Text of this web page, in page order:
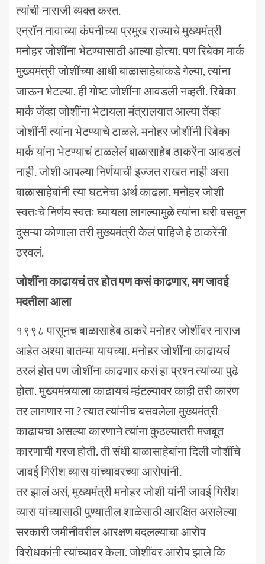
त्यांची नाराजी व्यक्त करत.
एन्रॉन नावाच्या कंपनीच्या प्रमुख राज्याचे मुख्यमंत्री
मनोहर जोशींना भेटण्यासाठी आल्या होत्या. पण रिबेका मार्क
मुख्यमंत्री जोशींच्या आधी बाळासाहेबांकडे गेल्या, त्यांना
जाऊन भेटल्या. ही गोष्ट जोशींना आवडली नव्हती. रिबेका
मार्क जेंव्हा जोशींना भेटायला मंत्रालयात आल्या तेंव्हा
जोशींनी त्यांना भेटण्याचे टाळले. मनोहर जोशींनी रिबेका
मार्क यांना भेटण्याचं टाळलेलं बाळासाहेब ठाकरेंना आवडलं
नाही. जोशी आपल्या निर्णयाची इज्जत राखत नाही असा
बाळासाहेबांनी त्या घटनेचा अर्थ काढला. मनोहर जोशी
स्वतःचे निर्णय स्वतः घ्यायला लागल्यामुळे त्यांना घरी बसवून
दुसऱ्या कोणाला तरी मुख्यमंत्री केलं पाहिजे हे ठाकरेंनी
ठरवलं.
जोशींना काढायचं तर होत पण कसं काढणार, मग जावई
मदतीला आला
१९९८ पासूनच बाळासाहेब ठाकरे मनोहर जोशींवर नाराज
आहेत अश्या बातम्या यायच्या. मनोहर जोशींना काढायचं
ठरलं होत पण जोशींना काढणार कसं हा प्रश्न त्यांच्या पुढे
होता. मुख्यमंत्र्याला काढायचं म्हंटल्यावर काही तरी कारण
तर लागणार ना ? त्यात त्यांनीच बसवलेला मुख्यमंत्री
काढायचा असल्या कारणाने त्यांना कुठल्यातरी मजबूत
कारणाची गरज होती. ती संधी बाळासाहेबांना दिली जोशींचे
जावई गिरीश व्यास यांच्यावरच्या आरोपांनी.
तर झालं असं, मुख्यमंत्री मनोहर जोशी यांनी जावई गिरीश
व्यास यांच्यासाठी पुण्यातील शाळेसाठी आरक्षित असलेल्या
सरकारी जमीनीवरील आरक्षण बदलल्याचा आरोप
विरोधकांनी त्यांच्यावर केला. जोशींवर आरोप झाले कि